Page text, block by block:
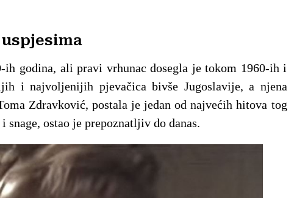
godina, ali pravi vrhunac dosegla je tokom 1960-ih i
i najvoljenijih pjevačica bivše Jugoslavije, a njena
Zdravković, postala je jedan od najvećih hitova tog
ostao je prepoznatljiv do danas.